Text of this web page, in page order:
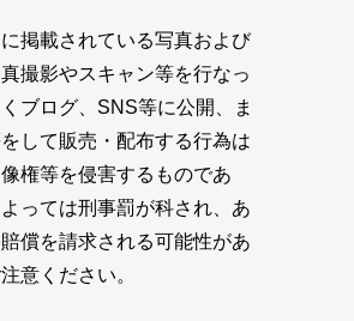
掲載されている写真および
撮影やスキャン等を行なっ
ブログ、SNS等に公開、ま
して販売・配布する行為は
権等を侵害するものであ
っては刑事罰が科され、あ
償を請求される可能性があ
意ください。